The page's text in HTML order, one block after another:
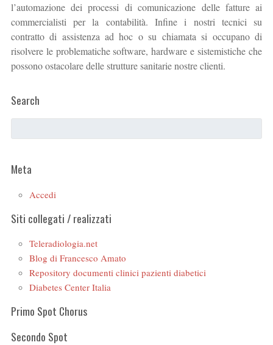
l’automazione dei processi di comunicazione delle fatture ai
commercialisti per la contabilità. Infine i nostri tecnici su
contratto di assistenza ad hoc o su chiamata si occupano di
risolvere le problematiche software, hardware e sistemistiche che
possono ostacolare delle strutture sanitarie nostre clienti.
Search
Meta
Accedi
Siti collegati / realizzati
Teleradiologia.net
Blog di Francesco Amato
Repository documenti clinici pazienti diabetici
Diabetes Center Italia
Primo Spot Chorus
Secondo Spot